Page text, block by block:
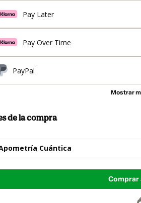
Pay Later
Pay Over Time
PayPal
Mostrar
de la compra
Cuántica
Comprar